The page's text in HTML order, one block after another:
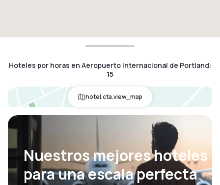
Hoteles por horas en Aeropuerto Internacional de Portland:
15
hotel.cta.view_map
Nuestros mejores hoteles
para una escala perfecta